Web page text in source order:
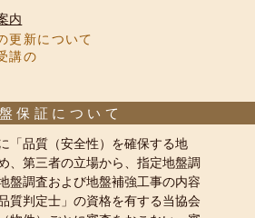
内
更新について
講の
保証について
「品質（安全性）を確保する地
、第三者の立場から、指定地盤調
盤調査および地盤補強工事の内容
質判定士」の資格を有する当協会